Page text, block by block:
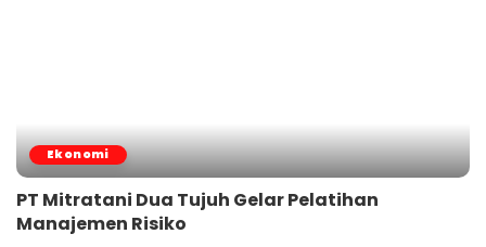
Ekonomi
PT Mitratani Dua Tujuh Gelar Pelatihan
Manajemen Risiko